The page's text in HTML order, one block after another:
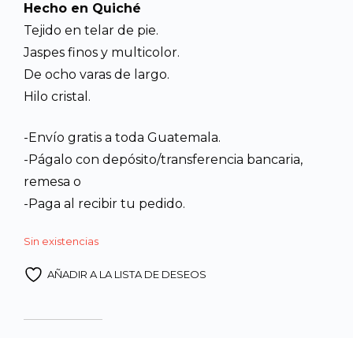
original
era:
Hecho en Quiché
Tejido en telar de pie.
Jaspes finos y multicolor.
De ocho varas de largo.
Hilo cristal.
-Envío gratis a toda Guatemala.
-Págalo con depósito/transferencia bancaria,
remesa o
-Paga al recibir tu pedido.
Sin existencias
AÑADIR A LA LISTA DE DESEOS